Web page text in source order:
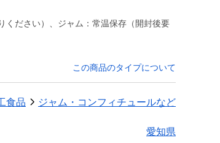
ください）、ジャム：常温保存（開封後要
この商品のタイプについて
食品 ジャム・コンフィチュールなど
愛知県